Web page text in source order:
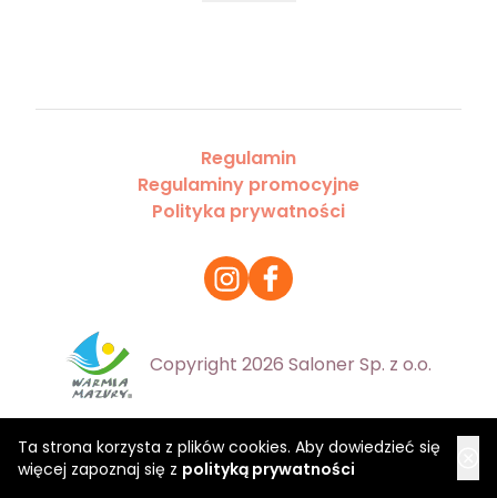
Ta strona korzysta z plików cookies. Aby dowiedzieć się
więcej zapoznaj się z polityką prywatności
Regulamin
Regulaminy promocyjne
Polityka prywatności
Copyright 2026 Saloner Sp. z o.o.